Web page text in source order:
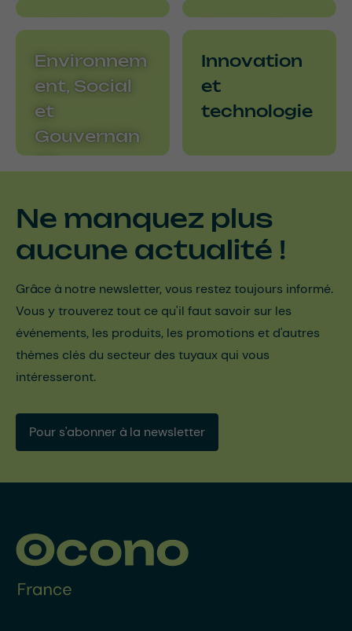
Histoire
Ocono dans
le monde
Environnem
ent, Social
et
Gouvernan
ce
Innovation
et
technologie
Ne manquez plus
aucune actualité !
Grâce à notre newsletter, vous restez toujours informé.
Vous y trouverez tout ce qu'il faut savoir sur les
événements, les produits, les promotions et d'autres
thèmes clés du secteur des tuyaux qui vous
intéresseront.
Pour s'abonner à la newsletter